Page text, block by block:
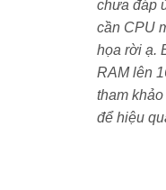
Touchpad rộng, hỗ
Bạn có thể cuộn
nhanh chóng mà
Cổng kết nối đầy
chưa đáp
cần CPU
họa rời ạ.
RAM lên
tham
để hiệu